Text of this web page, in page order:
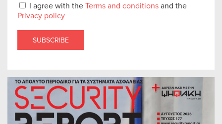
I agree with theTerms and conditionsand the
Privacy policy
SUBSCRIBE